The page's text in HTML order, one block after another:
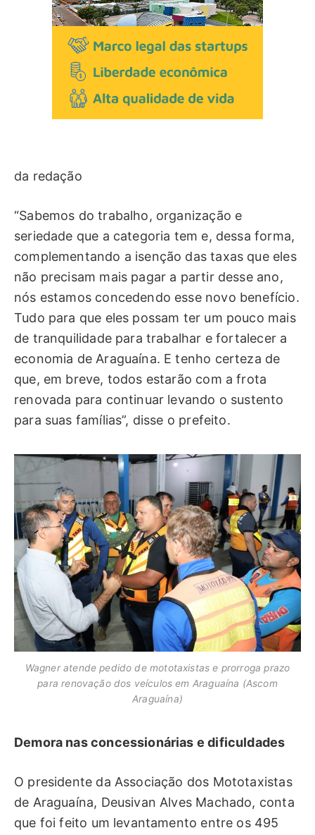
da redação
“Sabemos do trabalho, organização e
seriedade que a categoria tem e, dessa forma,
complementando a isenção das taxas que eles
não precisam mais pagar a partir desse ano,
nós estamos concedendo esse novo benefício.
Tudo para que eles possam ter um pouco mais
de tranquilidade para trabalhar e fortalecer a
economia de Araguaína. E tenho certeza de
que, em breve, todos estarão com a frota
renovada para continuar levando o sustento
para suas famílias”, disse o prefeito.
Wagner atende pedido de mototaxistas e prorroga prazo
para renovação dos veículos em Araguaína (Ascom
Araguaína)
Demora nas concessionárias e dificuldades
O presidente da Associação dos Mototaxistas
de Araguaína, Deusivan Alves Machado, conta
que foi feito um levantamento entre os 495